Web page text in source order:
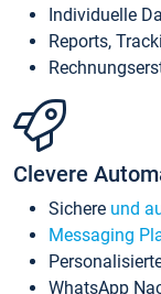
Individuelle
Reports,
Clevere
Sichere und
Messaging
WhatsApp